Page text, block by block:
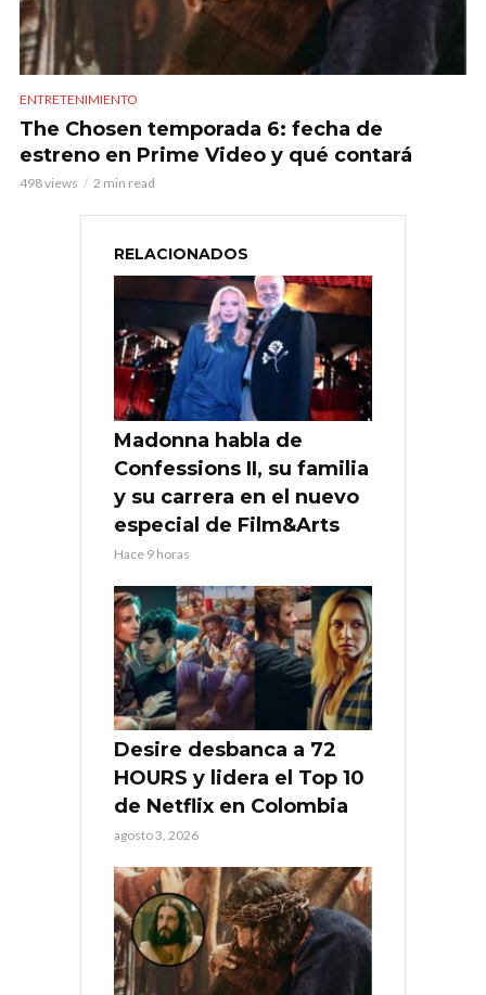
ENTRETENIMIENTO
The Chosen temporada 6: fecha de
estreno en Prime Video y qué contará
498 views 2 min read
RELACIONADOS
Madonna habla de
Confessions II, su familia
y su carrera en el nuevo
especial de Film&Arts
Hace 9 horas
Desire desbanca a 72
HOURS y lidera el Top 10
de Netflix en Colombia
agosto 3, 2026